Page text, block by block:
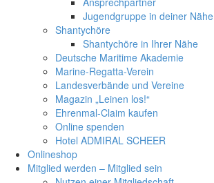
Jugendgruppe in deiner Nähe
Shantychöre
Shantychöre in Ihrer Nähe
Deutsche Maritime Akademie
Marine-Regatta-Verein
Landesverbände und Vereine
Magazin „Leinen los!“
Ehrenmal-Claim kaufen
Online spenden
Hotel ADMIRAL SCHEER
Onlineshop
Mitglied werden – Mitglied sein